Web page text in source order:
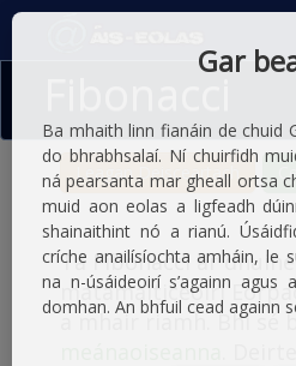
Leagan Deisceartach
Tá Fibonacci ar
matamaiticeoirí
a mhair riamh. Bhí sé
Gar
Ba mhaith linn fianáin de chuid
do bhrabhsalaí. Ní chuirfidh
ná pearsanta mar gheall ortsa
muid aon eolas a ligfeadh
shainaithint nó a rianú.
críche anailísíochta amháin, le
na n-úsáideoirí s’againn
domhan. An bhfuil cead againn